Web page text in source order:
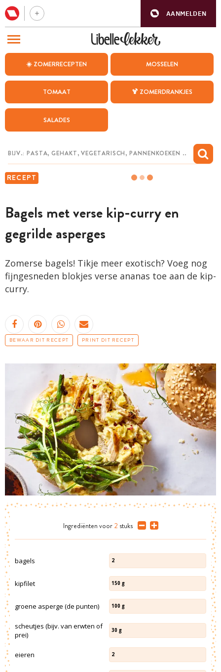
AANMELDEN
☀️ ZOMERRECEPTEN MOSSELEN
TOMAAT 🍹 ZOMERDRANKJES
SALADES
RECEPT
Bagels met verse kip-curry en
gegrilde asperges
Zomerse bagels! Tikje meer exotisch? Voeg nog
fijngesneden blokjes verse ananas toe aan de kip-
curry.
BEWAAR DIT RECEPT PRINT DIT RECEPT
Ingrediënten voor 2 stuks
bagels 2
kipfilet 150 g
groene asperge (de punten) 100 g
scheutjes (bijv. van erwten of
prei)
30 g
eieren 2
BEZOEK ONZE ANDERE WEBSITES
WEEKMENU
CHAT MET MAIA
MIJN BEWAARDE RECEPTEN